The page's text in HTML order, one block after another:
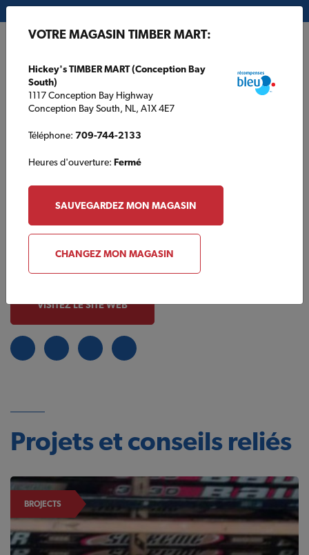
À propos de Brojects
VISITEZ LE SITE WEB
Projets et conseils reliés
BROJECTS
VOTRE MAGASIN TIMBER MART:
Hickey's TIMBER MART (Conception Bay
South)
1117 Conception Bay Highway
Conception Bay South, NL, A1X 4E7
Téléphone: 709-744-2133
Heures d'ouverture: Fermé
SAUVEGARDEZ MON MAGASIN
CHANGEZ MON MAGASIN